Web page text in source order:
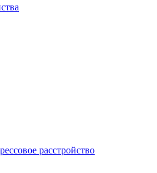
расстройство